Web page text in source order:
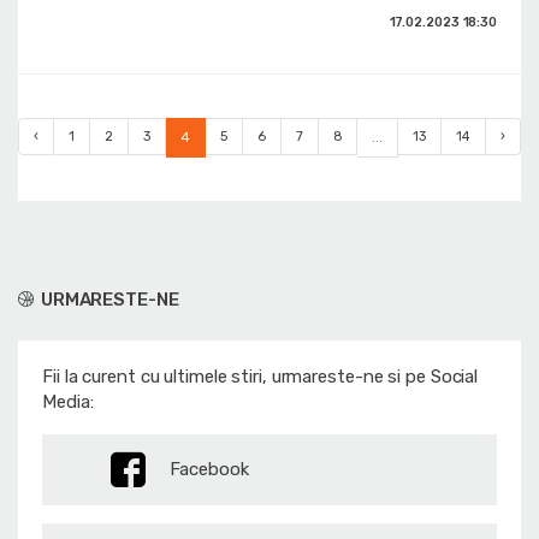
17.02.2023 18:30
‹ 1 2 3 4 5 6 7 8 ... 13 14 ›
URMARESTE-NE
Fii la curent cu ultimele stiri, urmareste-ne si pe Social
Media:
Facebook